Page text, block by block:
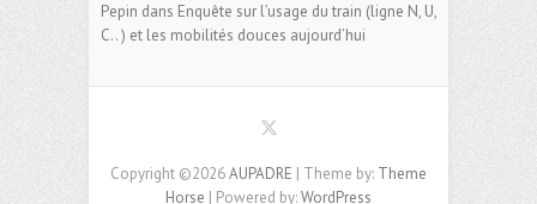
Pepin dans Enquête sur l’usage du train (ligne N, U,
C.. ) et les mobilités douces aujourd’hui
Copyright ©2026AUPADRE | Theme by: Theme
Horse | Powered by:WordPress